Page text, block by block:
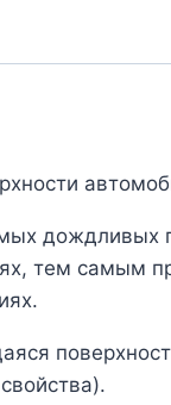
дождливых
тем самым